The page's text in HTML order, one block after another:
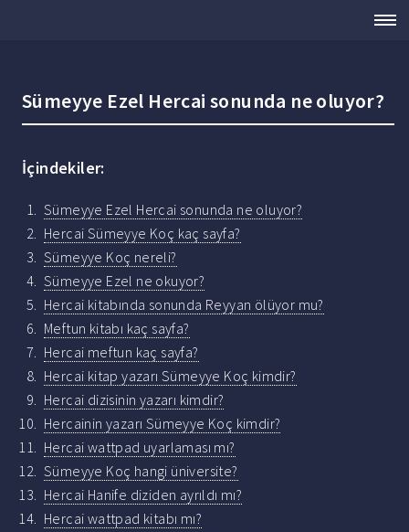
Sümeyye Ezel Hercai sonunda ne oluyor?
İçindekiler:
Sümeyye Ezel Hercai sonunda ne oluyor?
Hercai Sümeyye Koç kaç sayfa?
Sümeyye Koç nereli?
Sümeyye Ezel ne okuyor?
Hercai kitabında sonunda Reyyan ölüyor mu?
Meftun kitabı kaç sayfa?
Hercai meftun kaç sayfa?
Hercai kitap yazarı Sümeyye Koç kimdir?
Hercai dizisinin yazarı kimdir?
Hercainin yazarı Sümeyye Koç kimdir?
Hercai wattpad uyarlaması mı?
Sümeyye Koç hangi üniversite?
Hercai Hanife diziden ayrıldı mı?
Hercai wattpad kitabı mı?